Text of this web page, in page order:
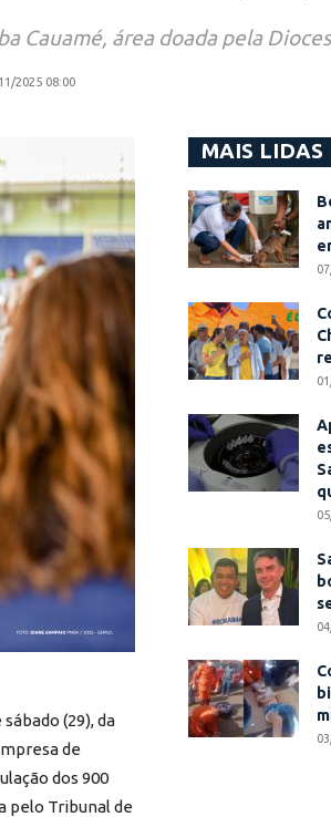
Cauamé, área doada pela
2025 08:00
(29), da
de
dos 900
pelo Tribunal de
MAIS LIDAS